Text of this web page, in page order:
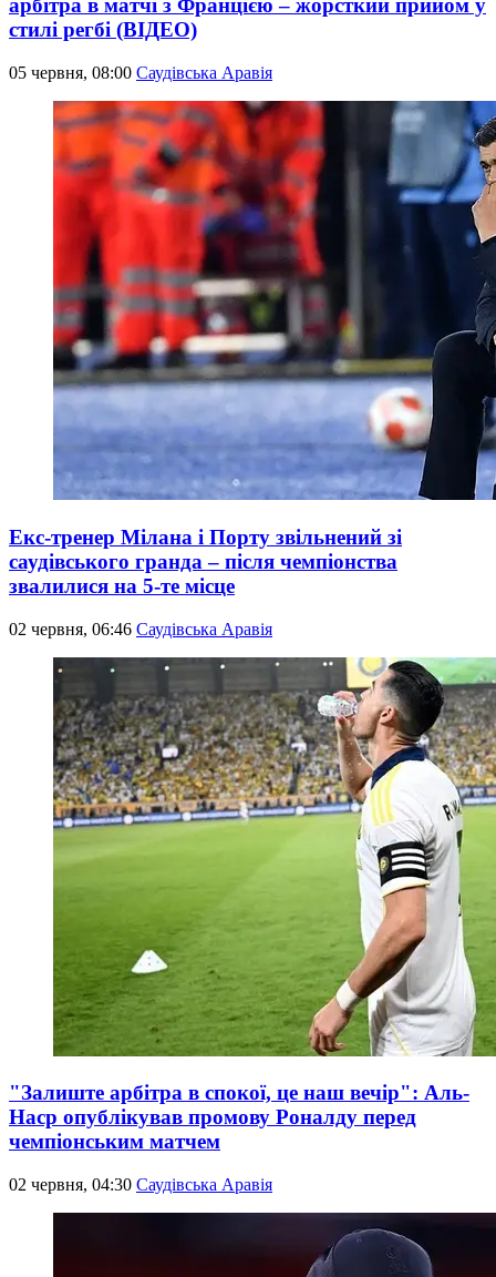
арбітра в матчі з Францією – жорсткий прийом у
стилі регбі (ВІДЕО)
05 червня, 08:00 Саудівська Аравія
Екс-тренер Мілана і Порту звільнений зі
саудівського гранда – після чемпіонства
звалилися на 5-те місце
02 червня, 06:46 Саудівська Аравія
"Залиште арбітра в спокої, це наш вечір": Аль-
Наср опублікував промову Роналду перед
чемпіонським матчем
02 червня, 04:30 Саудівська Аравія